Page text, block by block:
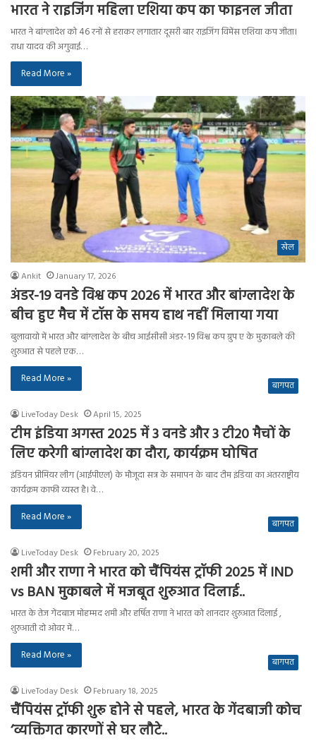
भारत ने राइजिंग महिला एशिया कप का फाइनल जीता
भारत ने बांग्लादेश को 46 रनों से हराकर लगातार दूसरी बार राइजिंग विमेंस एशिया कप जीता।
राधा यादव की अगुवाई…
Read More »
खेल
Ankit January 17, 2026
अंडर-19 वनडे विश्व कप 2026 में भारत और बांग्लादेश के
बीच हुए मैच में टॉस के समय हाथ नहीं मिलाया गया
बुलावायो में भारत और बांग्लादेश के बीच आईसीसी अंडर-19 विश्व कप ग्रुप ए के मुकाबले की
शुरुआत से पहले एक…
Read More »
बागपत
LiveToday Desk April 15, 2025
टीम इंडिया अगस्त 2025 में 3 वनडे और 3 टी20 मैचों के
लिए करेगी बांग्लादेश का दौरा, कार्यक्रम घोषित
इंडियन प्रीमियर लीग (आईपीएल) के मौजूदा सत्र के समापन के बाद टीम इंडिया का अंतरराष्ट्रीय
कार्यक्रम काफी व्यस्त है। वे…
Read More »
बागपत
LiveToday Desk February 20, 2025
शमी और राणा ने भारत को चैंपियंस ट्रॉफी 2025 में IND
vs BAN मुकाबले में मजबूत शुरुआत दिलाई..
भारत के तेज गेंदबाज मोहम्मद शमी और हर्षित राणा ने भारत को शानदार शुरुआत दिलाई ,
शुरुआती दो ओवर में…
Read More »
बागपत
LiveToday Desk February 18, 2025
चैंपियंस ट्रॉफी शुरू होने से पहले, भारत के गेंदबाजी कोच
‘व्यक्तिगत कारणों से घर लौटे..